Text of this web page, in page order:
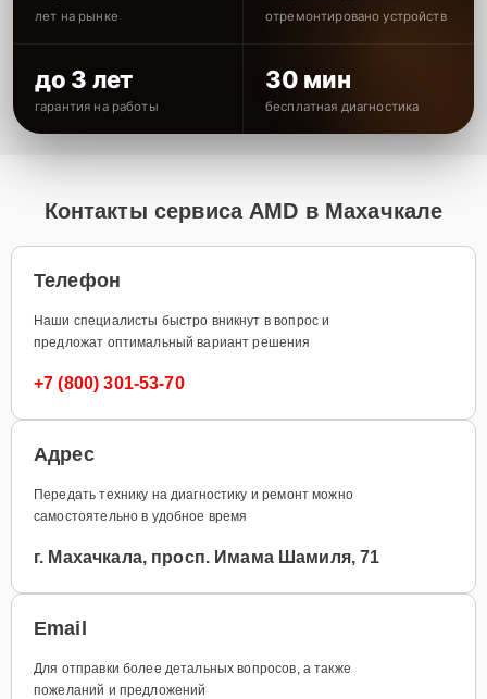
лет на рынке отремонтировано устройств
до 3 лет
гарантия на работы
30 мин
бесплатная диагностика
Контакты сервиса AMD в Махачкале
Телефон
Наши специалисты быстро вникнут в вопрос и
предложат оптимальный вариант решения
+7 (800) 301-53-70
Адрес
Передать технику на диагностику и ремонт можно
самостоятельно в удобное время
г. Махачкала, просп. Имама Шамиля, 71
Email
Для отправки более детальных вопросов, а также
пожеланий и предложений